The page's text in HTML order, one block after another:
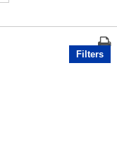
Filters